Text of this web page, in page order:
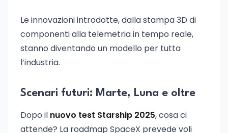
Le innovazioni introdotte, dalla stampa 3D di
componenti alla telemetria in tempo reale,
stanno diventando un modello per tutta
l’industria.
Scenari futuri: Marte, Luna e oltre
Dopo il nuovo test Starship 2025, cosa ci
attende? La roadmap SpaceX prevede voli